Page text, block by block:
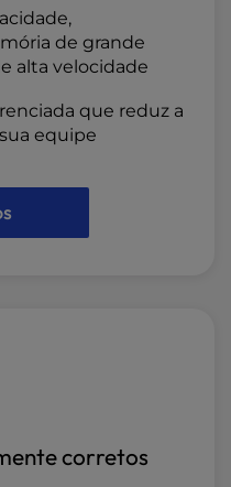
de grande
alta velocidade
que reduz a
equipe
corretos